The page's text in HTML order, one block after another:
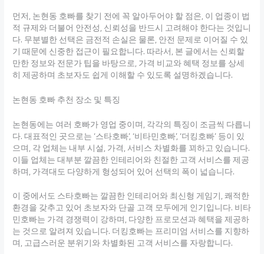
먼저, 논현동 호빠를 찾기 전에 꼭 알아두어야 할 점은, 이 업종이 법
적 규제와 더불어 안전성, 신뢰성을 반드시 고려해야 한다는 것입니
다. 무분별한 선택은 금전적 손실은 물론, 안전 문제로 이어질 수 있
기 때문에 신중한 접근이 필요합니다. 따라서, 본 글에서는 신뢰할
만한 정보와 전문가 팁을 바탕으로, 가격 비교와 혜택 정보를 상세
히 제공하며 초보자도 쉽게 이해할 수 있도록 설명하겠습니다.
논현동 호빠 추천 장소 및 특징
논현동에는 여러 호빠가 영업 중이며, 각각의 특징이 조금씩 다릅니
다. 대표적인 곳으로는 ‘스타호빠’, ‘비타민호빠’, ‘더킹호빠’ 등이 있
으며, 각 업체는 내부 시설, 가격, 서비스 차별화를 꾀하고 있습니다.
이들 업체는 대부분 깔끔한 인테리어와 친절한 고객 서비스를 제공
하며, 가격대도 다양하게 형성되어 있어 선택의 폭이 넓습니다.
이 중에서도 스타호빠는 깔끔한 인테리어와 최신형 게임기, 쾌적한
환경을 갖추고 있어 초보자와 단골 고객 모두에게 인기입니다. 비타
민호빠는 가격 경쟁력이 강하며, 다양한 프로모션과 혜택을 제공하
는 것으로 알려져 있습니다. 더킹호빠는 프리미엄 서비스를 지향하
며, 고급스러운 분위기와 차별화된 고객 서비스를 자랑합니다.